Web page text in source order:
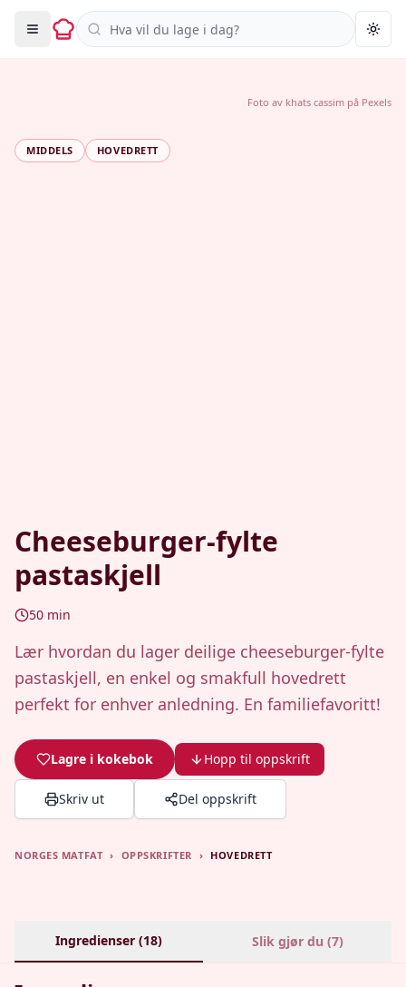
Søk i oppskrifter
MIDDELS HOVEDRETT
Cheeseburger-fylte
pastaskjell
50 min
Lær hvordan du lager deilige cheeseburger-fylte
pastaskjell, en enkel og smakfull hovedrett
perfekt for enhver anledning. En familiefavoritt!
Lagre i kokebok Hopp til oppskrift
Skriv ut Del oppskrift
Foto av khats cassim på Pexels
NORGES MATFAT › OPPSKRIFTER › HOVEDRETT
Ingredienser (18) Slik gjør du (7)